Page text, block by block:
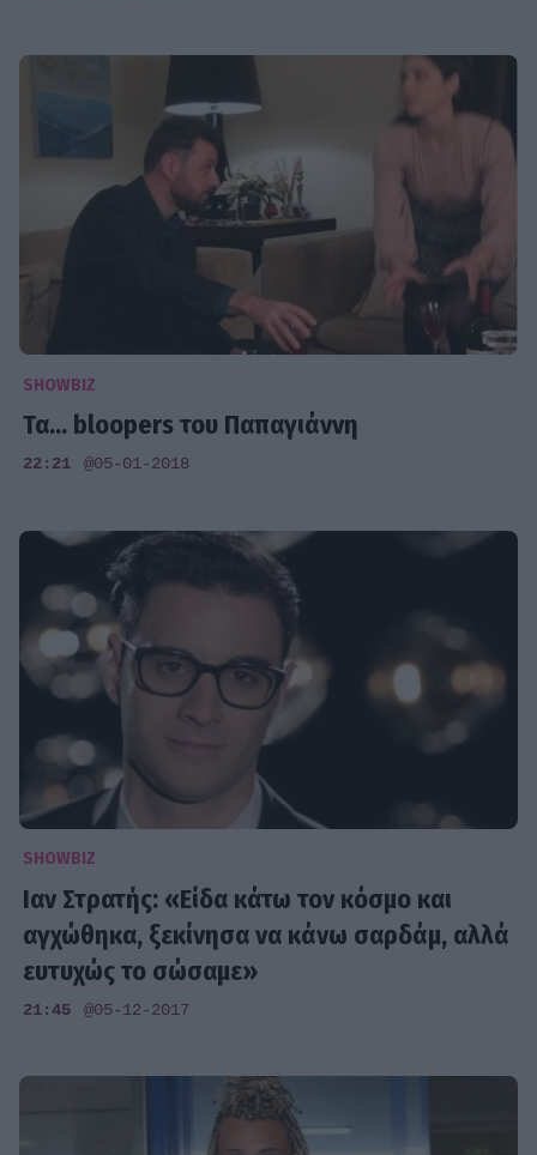
SHOWBIZ
Τα... bloopers του Παπαγιάννη
22:21 @05-01-2018
SHOWBIZ
Ιαν Στρατής: «Είδα κάτω τον κόσμο και
αγχώθηκα, ξεκίνησα να κάνω σαρδάμ, αλλά
ευτυχώς το σώσαμε»
21:45 @05-12-2017